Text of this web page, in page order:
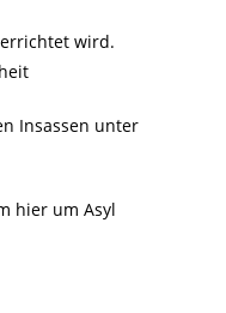
wird.
Insassen unter
hier um Asyl